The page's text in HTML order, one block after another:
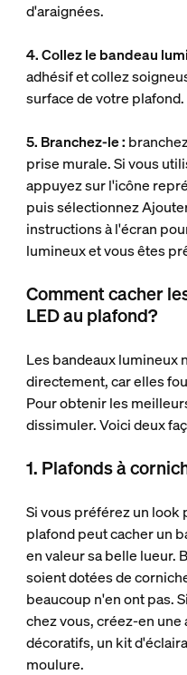
d'araignées.
4. Collez le bandeau
adhésif et collez
surface de votre plafond.
5. Branchez-le :
prise murale. Si vous
appuyez sur l'icône
puis sélectionnez
instructions à l'écran
lumineux et vous êtes
Comment cacher
LED au plafond?
Les bandeaux lumineux
directement, car elles
Pour obtenir les
dissimuler. Voici deux
1. Plafonds à
Si vous préférez un look
plafond peut cacher un
en valeur sa belle lueur.
soient dotées de
beaucoup n'en ont pas.
chez vous, créez-en
décoratifs, un kit
moulure.